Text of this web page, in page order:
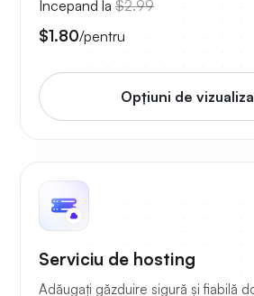
Incepand la $2.99
$1.80/pentru
Opțiuni de
Serviciu de hosting
Adăugați găzduire sigură și fiabilă